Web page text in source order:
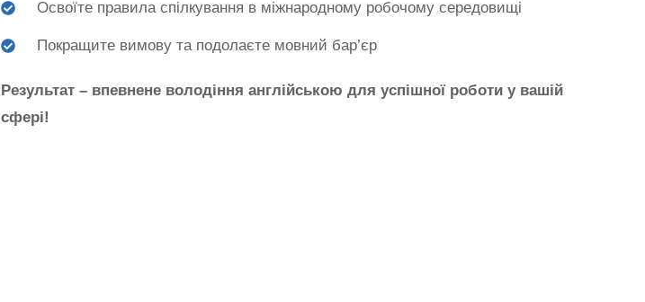
Освоїте правила спілкування в міжнародному робочому середовищі
Покращите вимову та подолаєте мовний бар’єр
Результат – впевнене володіння англійською для успішної роботи у вашій
сфері!